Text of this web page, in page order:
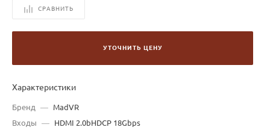
СРАВНИТЬ
УТОЧНИТЬ ЦЕНУ
Характеристики
Бренд —
MadVR
Входы
—
HDMI 2.0bHDCP 18Gbps